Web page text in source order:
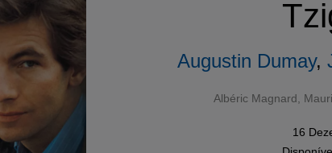
Augustin Dumay,
Albéric Magnard
16